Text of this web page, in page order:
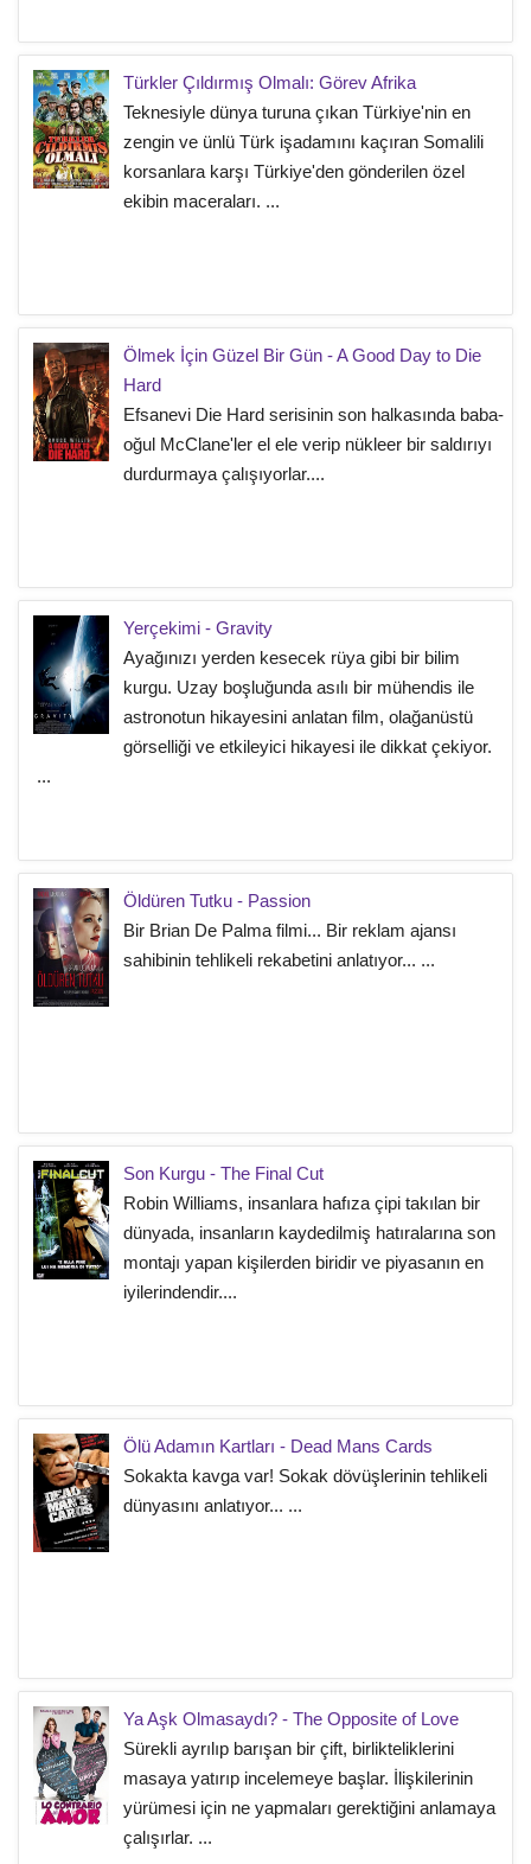
Türkler Çıldırmış Olmalı: Görev Afrika
Teknesiyle dünya turuna çıkan Türkiye'nin en
zengin ve ünlü Türk işadamını kaçıran Somalili
korsanlara karşı Türkiye'den gönderilen özel
ekibin maceraları. ...
Ölmek İçin Güzel Bir Gün - A Good Day to Die
Hard
Efsanevi Die Hard serisinin son halkasında baba-
oğul McClane'ler el ele verip nükleer bir saldırıyı
durdurmaya çalışıyorlar....
Yerçekimi - Gravity
Ayağınızı yerden kesecek rüya gibi bir bilim
kurgu. Uzay boşluğunda asılı bir mühendis ile
astronotun hikayesini anlatan film, olağanüstü
görselliği ve etkileyici hikayesi ile dikkat çekiyor.
...
Öldüren Tutku - Passion
Bir Brian De Palma filmi... Bir reklam ajansı
sahibinin tehlikeli rekabetini anlatıyor... ...
Son Kurgu - The Final Cut
Robin Williams, insanlara hafıza çipi takılan bir
dünyada, insanların kaydedilmiş hatıralarına son
montajı yapan kişilerden biridir ve piyasanın en
iyilerindendir....
Ölü Adamın Kartları - Dead Mans Cards
Sokakta kavga var! Sokak dövüşlerinin tehlikeli
dünyasını anlatıyor... ...
Ya Aşk Olmasaydı? - The Opposite of Love
Sürekli ayrılıp barışan bir çift, birlikteliklerini
masaya yatırıp incelemeye başlar. İlişkilerinin
yürümesi için ne yapmaları gerektiğini anlamaya
çalışırlar. ...